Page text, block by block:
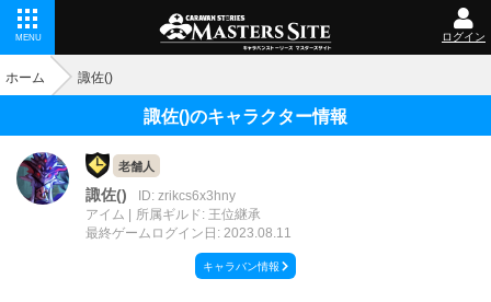
MENU ログイン
ホーム 諏佐()
諏佐()のキャラクター情報
老舗人
諏佐()
ID: zrikcs6x3hny
アイム
所属ギルド: 王位継承
最終ゲームログイン日: 2023.08.11
キャラバン情報